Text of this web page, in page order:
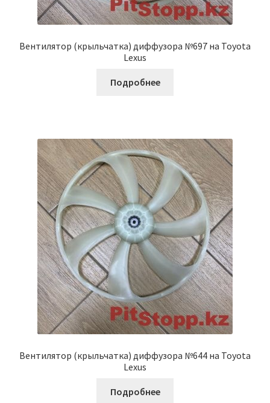
Вентилятор (крыльчатка) диффузора №697 на Toyota
Lexus
Подробнее
Вентилятор (крыльчатка) диффузора №644 на Toyota
Lexus
Подробнее